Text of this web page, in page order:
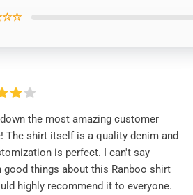
the most amazing customer
The shirt itself is a quality denim and
is perfect. I can't say
good things about this Ranboo shirt
highly recommend it to everyone.